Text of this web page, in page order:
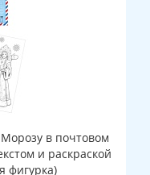
в почтовом
и раскраской
фигурка)